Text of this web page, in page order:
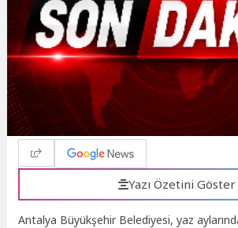
Yazı Özetini Göster
Antalya Büyükşehir Belediyesi, yaz